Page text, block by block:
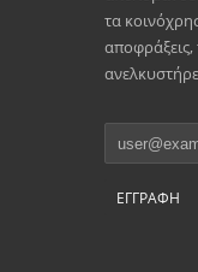
τα
αποφράξεις,